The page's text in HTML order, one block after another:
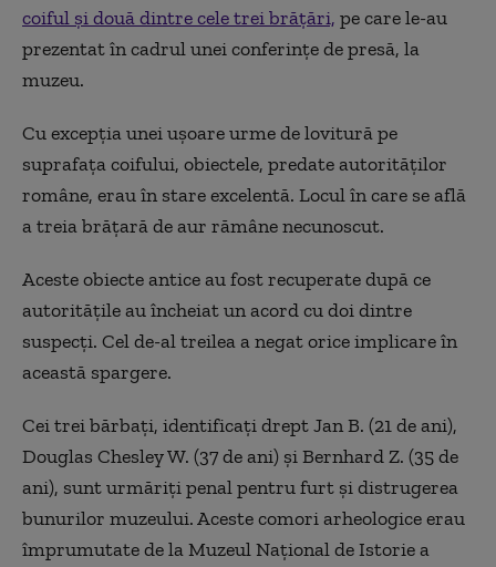
coiful şi două dintre cele trei brăţări, pe care le-au
prezentat în cadrul unei conferinţe de presă, la
muzeu.
Cu excepţia unei uşoare urme de lovitură pe
suprafaţa coifului, obiectele, predate autorităţilor
române, erau în stare excelentă. Locul în care se află
a treia brăţară de aur rămâne necunoscut.
Aceste obiecte antice au fost recuperate după ce
autorităţile au încheiat un acord cu doi dintre
suspecţi. Cel de-al treilea a negat orice implicare în
această spargere.
Cei trei bărbaţi, identificaţi drept Jan B. (21 de ani),
Douglas Chesley W. (37 de ani) şi Bernhard Z. (35 de
ani), sunt urmăriţi penal pentru furt şi distrugerea
bunurilor muzeului. Aceste comori arheologice erau
împrumutate de la Muzeul Naţional de Istorie a